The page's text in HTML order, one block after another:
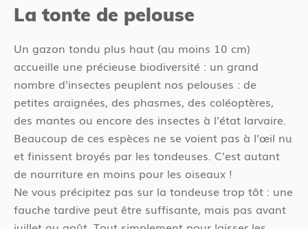
La tonte de pelouse
Un gazon tondu plus haut (au moins 10 cm)
accueille une précieuse biodiversité : un grand
nombre d'insectes peuplent nos pelouses : de
petites araignées, des phasmes, des coléoptères,
des mantes ou encore des insectes à l'état larvaire.
Beaucoup de ces espèces ne se voient pas à l'œil nu
et finissent broyés par les tondeuses. C'est autant
de nourriture en moins pour les oiseaux !
Ne vous précipitez pas sur la tondeuse trop tôt : une
fauche tardive peut être suffisante, mais pas avant